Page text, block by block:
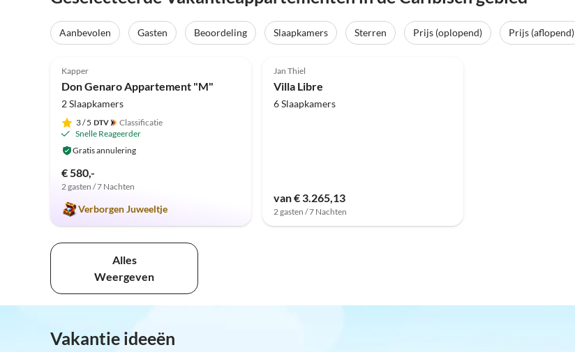
Aanbevolen Gasten Beoordeling Slaapkamers Sterren Prijs (oplopend)
Prijs (aflopend)
Kapper
Don Genaro Appartement "M"
2 Slaapkamers
3/ 5
Classificatie
Snelle Reageerder
Gratis annulering
€ 580,-
2 gasten / 7 Nachten
Verborgen Juweeltje
Jan Thiel
Villa Libre
6 Slaapkamers
van € 3.265,13
2 gasten / 7 Nachten
Alles
Weergeven
Vakantie ideeën